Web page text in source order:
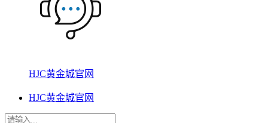
HJC黄金城官网
HJC黄金城官网